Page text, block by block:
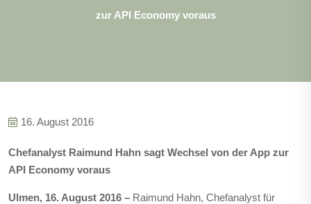
zur API Economy voraus
16. August 2016
Chefanalyst Raimund Hahn sagt Wechsel von der App zur
API Economy voraus
Ulmen, 16. August 2016 – Raimund Hahn, Chefanalyst für